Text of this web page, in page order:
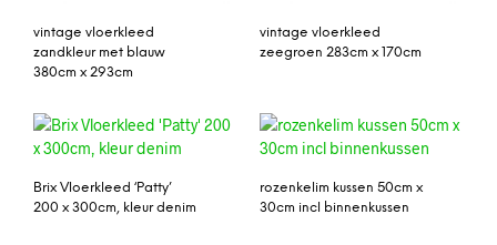
vintage vloerkleed
zandkleur met blauw
380cm x 293cm
vintage vloerkleed
zeegroen 283cm x 170cm
Brix Vloerkleed ‘Patty’
200 x 300cm, kleur denim
rozenkelim kussen 50cm x
30cm incl binnenkussen